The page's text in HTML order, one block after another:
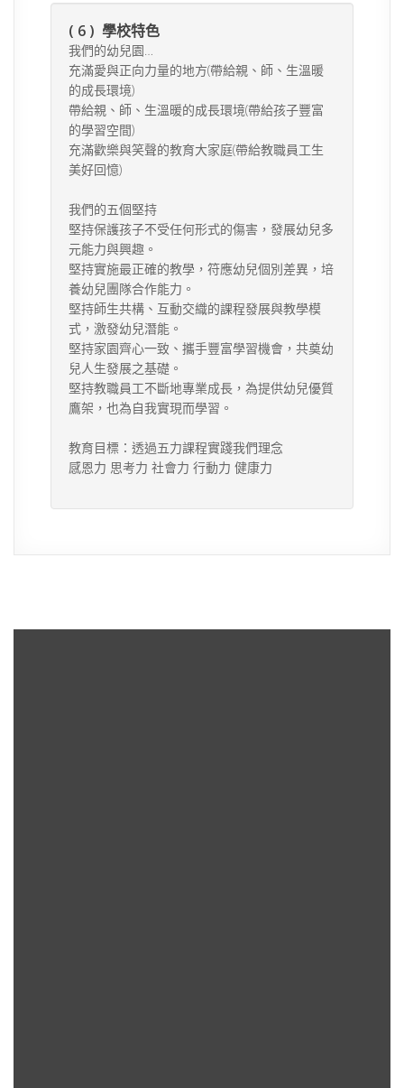
( 6 ) 學校特色
我們的幼兒園…
充滿愛與正向力量的地方(帶給親、師、生溫暖
的成長環境)
帶給親、師、生溫暖的成長環境(帶給孩子豐富
的學習空間)
充滿歡樂與笑聲的教育大家庭(帶給教職員工生
美好回憶)
我們的五個堅持
堅持保護孩子不受任何形式的傷害，發展幼兒多
元能力與興趣。
堅持實施最正確的教學，符應幼兒個別差異，培
養幼兒團隊合作能力。
堅持師生共構、互動交織的課程發展與教學模
式，激發幼兒潛能。
堅持家園齊心一致、攜手豐富學習機會，共奠幼
兒人生發展之基礎。
堅持教職員工不斷地專業成長，為提供幼兒優質
鷹架，也為自我實現而學習。
教育目標：透過五力課程實踐我們理念
感恩力 思考力 社會力 行動力 健康力